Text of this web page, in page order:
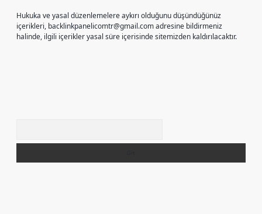
Hukuka ve yasal düzenlemelere aykırı olduğunu düşündüğünüz
içerikleri, backlinkpanelicomtr@gmail.comadresine bildirmeniz
halinde, ilgili içerikler yasal süre içerisinde sitemizden kaldırılacaktır.